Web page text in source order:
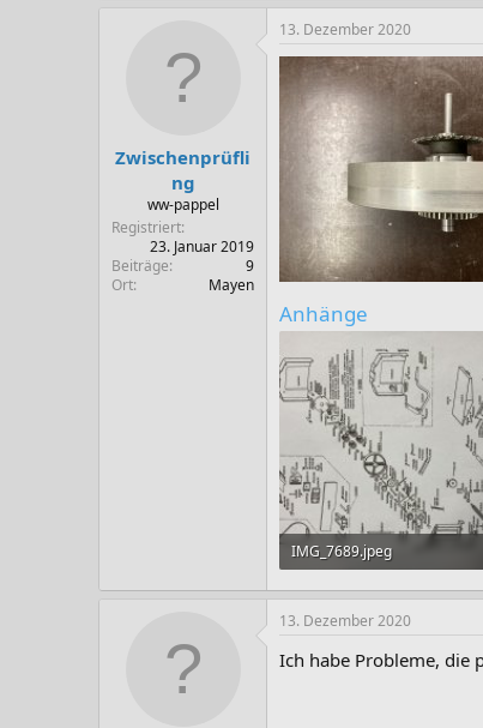
Zwischenprüfli
ng
ww-pappel
Registriert
23. Januar 2019
Beiträge
9
Ort
Mayen
13. Dezember 2020
Anhänge
IMG_7689.jpeg
199,4 KB · Aufrufe: 135
13. Dezember 2020
Ich habe Probleme, die